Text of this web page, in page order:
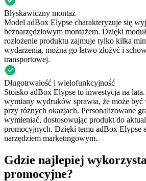
Błyskawiczny montaż
Model adBox Elypse charakteryzuje się
beznarzędziowym montażem. Dzięki
rozłożenie produktu zajmuje tylko kilka
wydarzenia, można go łatwo złożyć i
transportowej.
Długotrwałość i wielofunkcyjność
Stoisko adBox Elypse to inwestycja na
wymiany wydruków sprawia, że może
przy różnych okazjach. Personalizowane
wymieniać, dostosowując produkt do
promocyjnych. Dzięki temu adBox Elypse
narzędziem marketingowym.
Gdzie najlepiej
promocyjne?